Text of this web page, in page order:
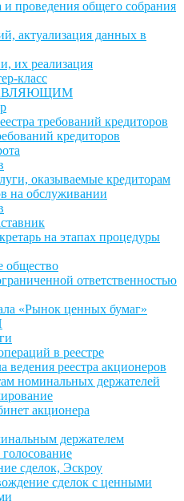
и проведения общего собрания
актуализация данных в
их реализация
класс
требований кредиторов
кредиторов
оказываемые кредиторам
на обслуживании
на этапах процедуры
общество
ответственностью
«Рынок ценных бумаг»
в реестре
ведения реестра акционеров
номинальных держателей
акционера
держателем
сделок, Эскроу
сделок с ценными